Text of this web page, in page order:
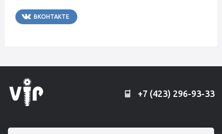
ВКОНТАКТЕ
+7 (423) 296-93-33